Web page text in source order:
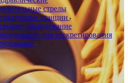
стрелы
станции
оборудование
для торкретирования